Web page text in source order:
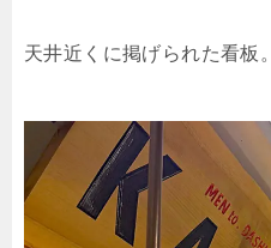
天井近くに掲げられた看板。